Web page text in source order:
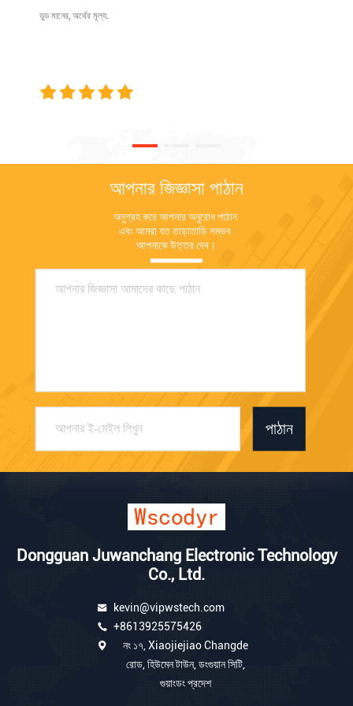
ডুড মানের, অর্থের মূল্য.
আপনার জিজ্ঞাসা পাঠান
অনুগ্রহ করে আপনার অনুরোধ পাঠান
এবং আমরা যত তাড়াতাড়ি সম্ভব
আপনাকে উত্তর দেব।
পাঠান
Dongguan Juwanchang Electronic Technology
Co., Ltd.
kevin@vipwstech.com
+8613925575426
নং ১৭, Xiaojiejiao Changde
রোড, হিউমেন টাউন, ডংগুয়ান সিটি,
গুয়াংডং প্রদেশ